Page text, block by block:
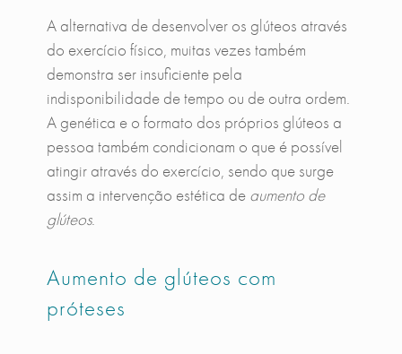
A alternativa de desenvolver os glúteos através
do exercício físico, muitas vezes também
demonstra ser insuficiente pela
indisponibilidade de tempo ou de outra ordem.
A genética e o formato dos próprios glúteos a
pessoa também condicionam o que é possível
atingir através do exercício, sendo que surge
assim a intervenção estética de aumento de
glúteos.
Aumento de glúteos com
próteses